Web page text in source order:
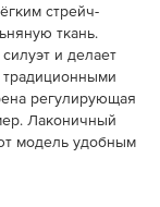
стрейч-
ткань.
и делает
регулирующая
Лаконичный
модель удобным